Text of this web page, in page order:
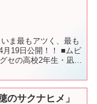
ま最もアツく、最も
月19日公開！！ ■ムビ
セの高校2年生・凪
のサクナヒメ」